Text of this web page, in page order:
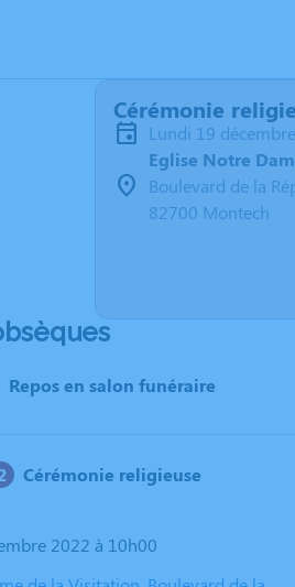
Cérémonie
lundi 19
Eglise Notre
Boulevard de la
82700 Montech
Repos en salon funéraire
Cérémonie religieuse
2022 à 10h00